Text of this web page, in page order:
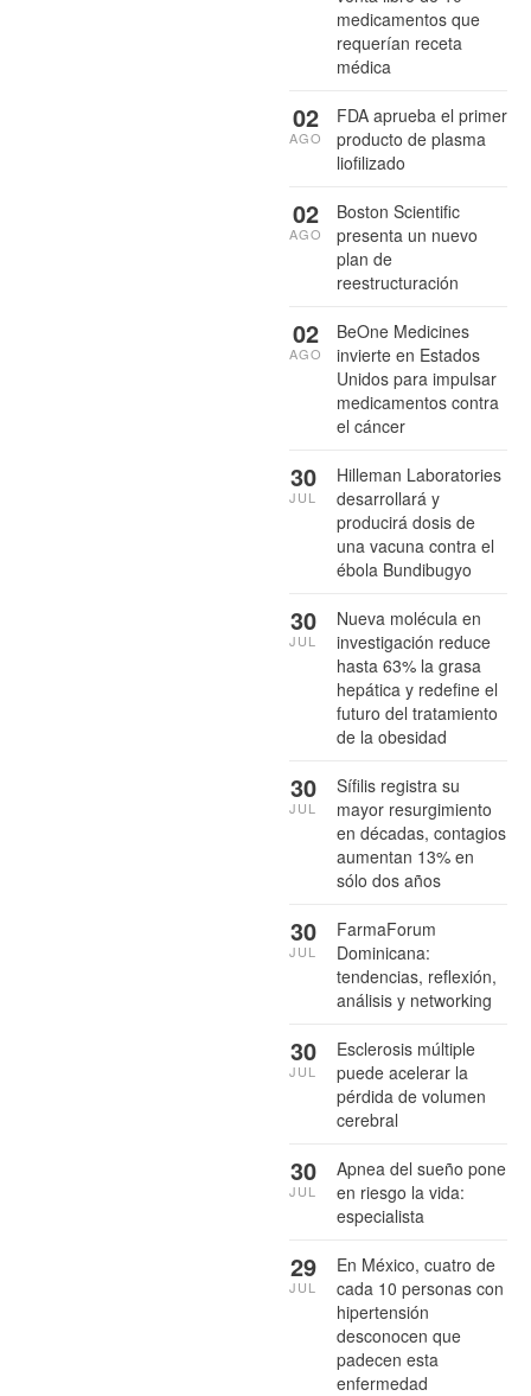
medicamentos que
requerían receta
médica
FDA aprueba el primer
producto de plasma
liofilizado
02
AGO
Boston Scientific
presenta un nuevo
plan de
reestructuración
02
AGO
BeOne Medicines
invierte en Estados
Unidos para impulsar
medicamentos contra
el cáncer
02
AGO
Hilleman Laboratories
desarrollará y
producirá dosis de
una vacuna contra el
ébola Bundibugyo
30
JUL
Nueva molécula en
investigación reduce
hasta 63% la grasa
hepática y redefine el
futuro del tratamiento
de la obesidad
30
JUL
Sífilis registra su
mayor resurgimiento
en décadas, contagios
aumentan 13% en
sólo dos años
30
JUL
FarmaForum
Dominicana:
tendencias, reflexión,
análisis y networking
30
JUL
Esclerosis múltiple
puede acelerar la
pérdida de volumen
cerebral
30
JUL
Apnea del sueño pone
en riesgo la vida:
especialista
30
JUL
En México, cuatro de
cada 10 personas con
hipertensión
desconocen que
padecen esta
enfermedad
29
JUL